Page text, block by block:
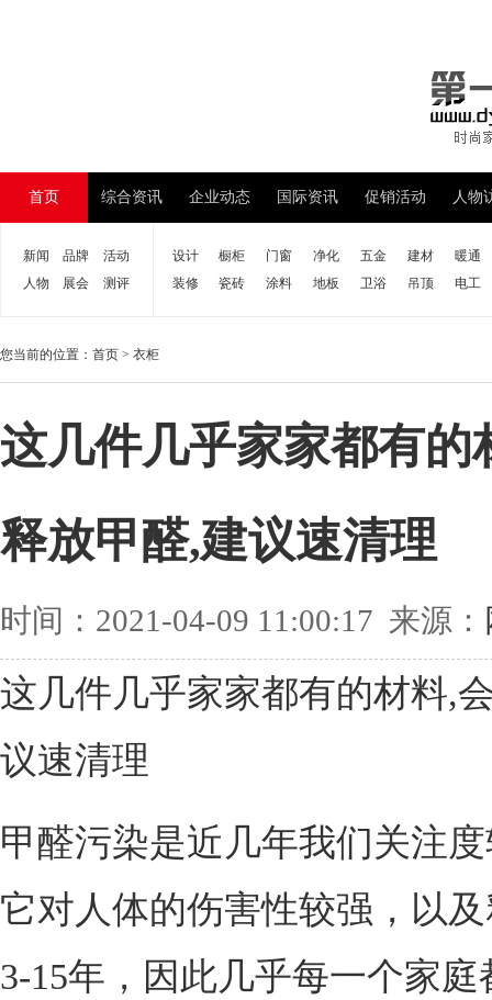
首页 综合资讯 企业动态 国际资讯 促销活动 人物
新闻 品牌
活动
人物
展会 测评
设计 橱柜 门窗 净化 五金 建材
暖通
装修
瓷砖 涂料 地板 卫浴 吊顶 电工
您当前的位置： 首页 > 衣柜
这几件几乎家家都有的
释放甲醛,建议速清理
时间：2021-04-09 11:00:17 来源：
这几件几乎家家都有的材料,
议速清理
甲醛污染是近几年我们关注
它对人体的伤害性较强，以
3-15年，因此几乎每一个家